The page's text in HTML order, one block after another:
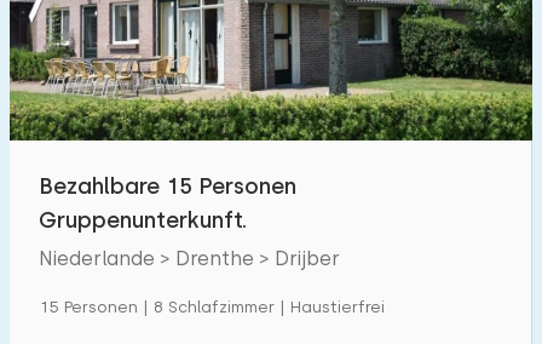
Schwimmbad 0
Eingezäunter Garten 4
Haustierfrei 26
Ladestation Auto
Bezahlbare 15 Personen
Gruppenunterkunft.
Niederlande > Drenthe > Drijber
15 Personen | 8 Schlafzimmer | Haustierfrei